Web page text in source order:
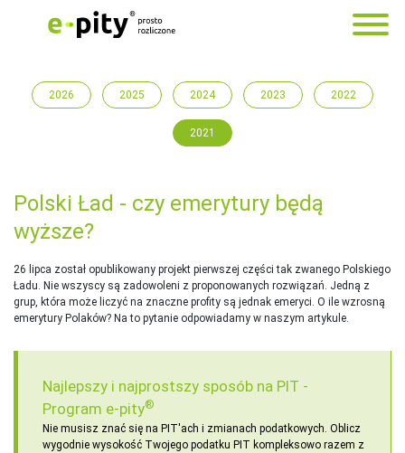
2026 2025 2024 2023 2022
2021
Polski Ład - czy emerytury będą
wyższe?
26 lipca został opublikowany projekt pierwszej części tak zwanego Polskiego
Ładu. Nie wszyscy są zadowoleni z proponowanych rozwiązań. Jedną z
grup, która może liczyć na znaczne profity są jednak emeryci. O ile wzrosną
emerytury Polaków? Na to pytanie odpowiadamy w naszym artykule.
Najlepszy i najprostszy sposób na PIT -
Program e-pity®
Nie musisz znać się na PIT'ach i zmianach podatkowych. Oblicz
wygodnie wysokość Twojego podatku PIT kompleksowo razem z